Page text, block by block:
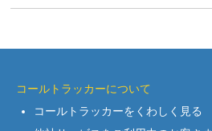
コールトラッカーについて
コールトラッカーをくわしく見る